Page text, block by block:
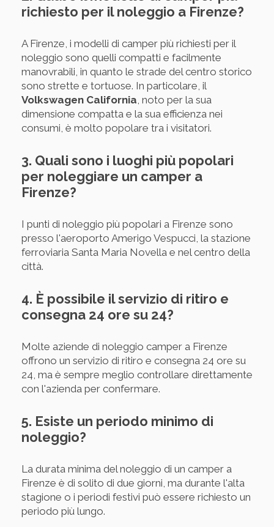
richiesto per il noleggio a Firenze?
A Firenze, i modelli di camper più richiesti per il
noleggio sono quelli compatti e facilmente
manovrabili, in quanto le strade del centro storico
sono strette e tortuose. In particolare, il
Volkswagen California, noto per la sua
dimensione compatta e la sua efficienza nei
consumi, è molto popolare tra i visitatori.
3. Quali sono i luoghi più popolari
per noleggiare un camper a
Firenze?
I punti di noleggio più popolari a Firenze sono
presso l'aeroporto Amerigo Vespucci, la stazione
ferroviaria Santa Maria Novella e nel centro della
città.
4. È possibile il servizio di ritiro e
consegna 24 ore su 24?
Molte aziende di noleggio camper a Firenze
offrono un servizio di ritiro e consegna 24 ore su
24, ma è sempre meglio controllare direttamente
con l'azienda per confermare.
5. Esiste un periodo minimo di
noleggio?
La durata minima del noleggio di un camper a
Firenze è di solito di due giorni, ma durante l'alta
stagione o i periodi festivi può essere richiesto un
periodo più lungo.